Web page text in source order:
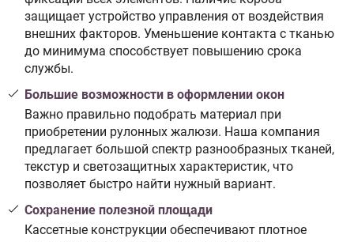
защищает устройство управления от воздействия
внешних факторов. Уменьшение контакта с тканью
до минимума способствует повышению срока
службы.
Большие возможности в оформлении окон
Важно правильно подобрать материал при
приобретении рулонных жалюзи. Наша компания
предлагает большой спектр разнообразных тканей,
текстур и светозащитных характеристик, что
позволяет быстро найти нужный вариант.
Сохранение полезной площади
Кассетные конструкции обеспечивают плотное